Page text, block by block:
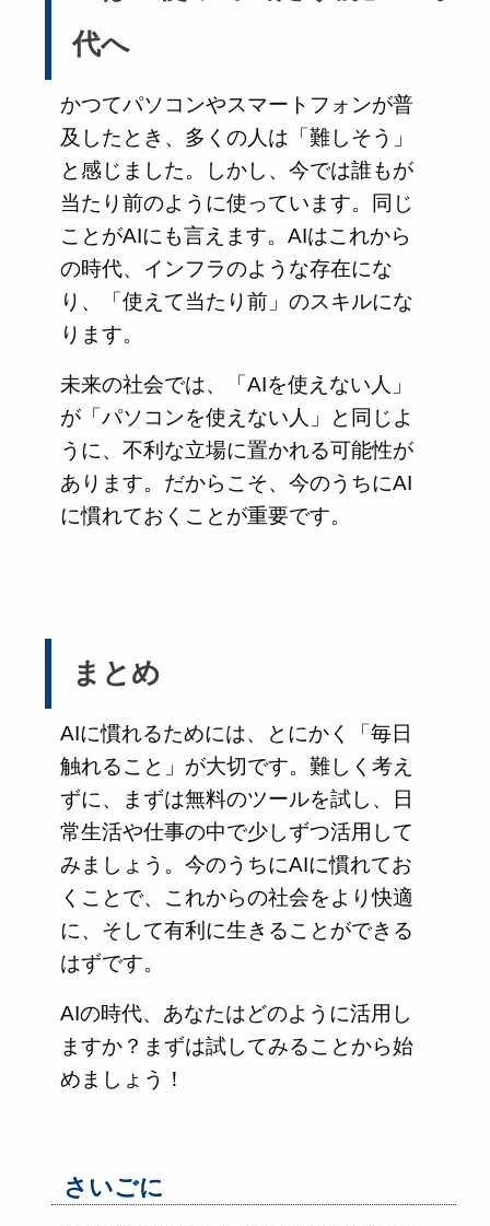
代へ
かつてパソコンやスマートフォンが普
及したとき、多くの人は「難しそう」
と感じました。しかし、今では誰もが
当たり前のように使っています。同じ
ことがAIにも言えます。AIはこれから
の時代、インフラのような存在にな
り、「使えて当たり前」のスキルにな
ります。
未来の社会では、「AIを使えない人」
が「パソコンを使えない人」と同じよ
うに、不利な立場に置かれる可能性が
あります。だからこそ、今のうちにAI
に慣れておくことが重要です。
まとめ
AIに慣れるためには、とにかく「毎日
触れること」が大切です。難しく考え
ずに、まずは無料のツールを試し、日
常生活や仕事の中で少しずつ活用して
みましょう。今のうちにAIに慣れてお
くことで、これからの社会をより快適
に、そして有利に生きることができる
はずです。
AIの時代、あなたはどのように活用し
ますか？まずは試してみることから始
めましょう！
さいごに